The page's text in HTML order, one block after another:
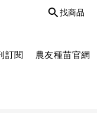
找商品
訂閱 農友種苗官網